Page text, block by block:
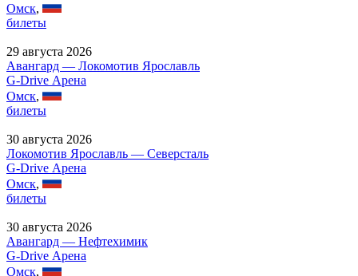
Омск,
билеты
29 августа 2026
Авангард — Локомотив Ярославль
G-Drive Арена
Омск,
билеты
30 августа 2026
Локомотив Ярославль — Северсталь
G-Drive Арена
Омск,
билеты
30 августа 2026
Авангард — Нефтехимик
G-Drive Арена
Омск,